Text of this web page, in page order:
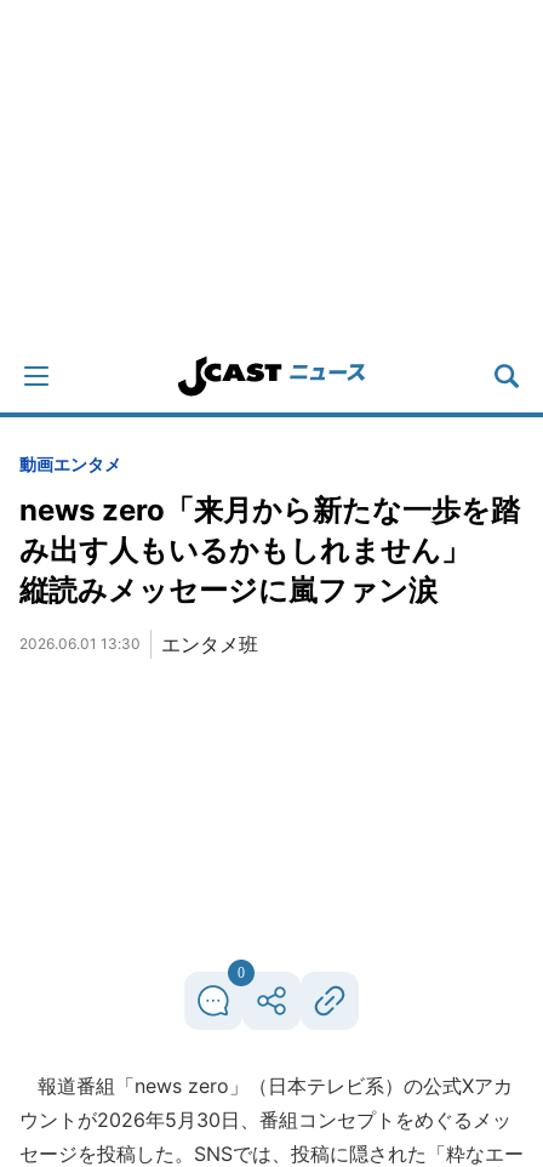
動画エンタメ
news zero「来月から新たな一歩を踏
み出す人もいるかもしれません」
縦読みメッセージに嵐ファン涙
2026.06.01 13:30 エンタメ班
0
報道番組「news zero」（日本テレビ系）の公式Xアカ
ウントが2026年5月30日、番組コンセプトをめぐるメッ
セージを投稿した。SNSでは、投稿に隠された「粋なエー